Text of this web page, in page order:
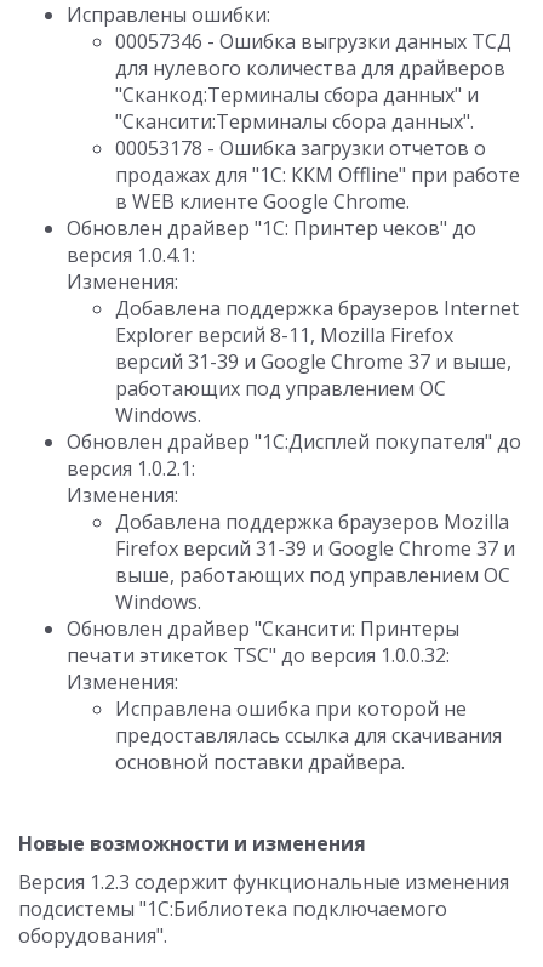
Исправлены ошибки:
00057346 - Ошибка выгрузки данных ТСД
для нулевого количества для драйверов
"Сканкод:Терминалы сбора данных" и
"Скансити:Терминалы сбора данных".
00053178 - Ошибка загрузки отчетов о
продажах для "1С: ККМ Offline" при работе
в WEB клиенте Google Chrome.
Обновлен драйвер "1С: Принтер чеков" до
версия 1.0.4.1:
Изменения:
Добавлена поддержка браузеров Internet
Explorer версий 8-11, Mozilla Firefox
версий 31-39 и Google Chrome 37 и выше,
работающих под управлением ОС
Windows.
Обновлен драйвер "1С:Дисплей покупателя" до
версия 1.0.2.1:
Изменения:
Добавлена поддержка браузеров Mozilla
Firefox версий 31-39 и Google Chrome 37 и
выше, работающих под управлением ОС
Windows.
Обновлен драйвер "Скансити: Принтеры
печати этикеток TSC" до версия 1.0.0.32:
Изменения:
Исправлена ошибка при которой не
предоставлялась ссылка для скачивания
основной поставки драйвера.
Новые возможности и изменения
Версия 1.2.3 содержит функциональные изменения
подсистемы "1С:Библиотека подключаемого
оборудования".